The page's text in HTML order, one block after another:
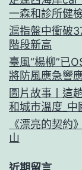
一森和診所健
滬指盤中衝破
階段新高
臺風“楊柳”已
將防風應急響
圖片故事丨這
和城市溫度_中
《漂亮的契約
山